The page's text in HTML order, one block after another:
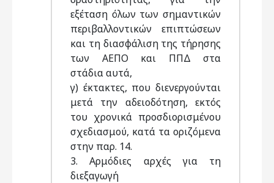
εξέταση όλων των σημαντικών
περιβαλλοντικών επιπτώσεων
και τη διασφάλιση της τήρησης
των ΑΕΠΟ και ΠΠΔ στα
στάδια αυτά,
γ) έκτακτες, που διενεργούνται
μετά την αδειοδότηση, εκτός
του χρονικά προσδιορισμένου
σχεδιασμού, κατά τα οριζόμενα
στην παρ. 14.
3. Αρμόδιες αρχές για τη
διεξαγωγή